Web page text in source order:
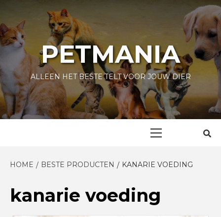
content
PETMANIA
ALLEEN HET BESTE TELT VOOR JOUW DIER
HOME BESTE PRODUCTEN KANARIE VOEDING
kanarie voeding